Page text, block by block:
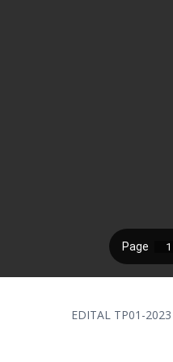
EDITAL TP01-